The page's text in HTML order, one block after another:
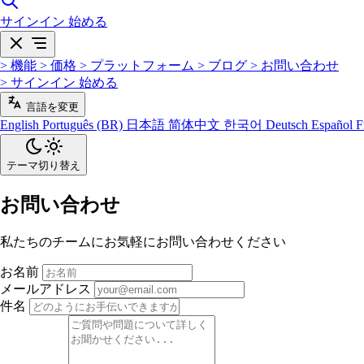
サインイン 始める
> 機能 > 価格 > プラットフォーム > ブログ > お問い合わせ
> サインイン 始める
言語を変更
English Português (BR) 日本語 简体中文 한국어 Deutsch Español
テーマ切り替え
お問い合わせ
私たちのチームにお気軽にお問い合わせください
お名前
メールアドレス
件名